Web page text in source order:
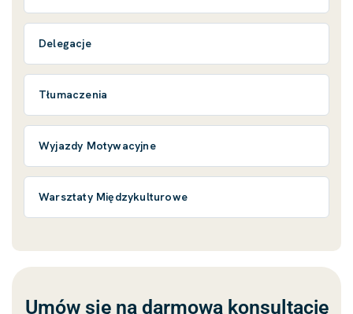
Delegacje
Tłumaczenia
Wyjazdy Motywacyjne
Warsztaty Międzykulturowe
Umów się na darmową konsultację